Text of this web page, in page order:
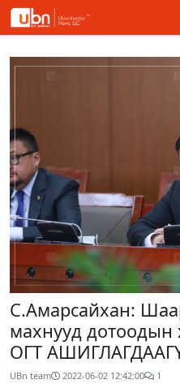
С.Амарсайхан:
махнууд дотоодын
ОГТ
UBn team 2022-06-02 12:42:00 1